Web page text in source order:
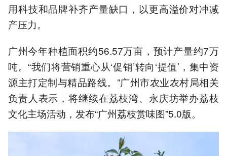
用科技和品牌补齐产量缺口，以更高溢价对冲减
产压力。
广州今年种植面积约56.57万亩，预计产量约7万
吨。“我们将营销重心从‘促销’转向‘提值’，集中资
源主打定制与精品路线。”广州市农业农村局相关
负责人表示，将继续在荔枝湾、永庆坊举办荔枝
文化主场活动，发布“广州荔枝赏味图”5.0版。